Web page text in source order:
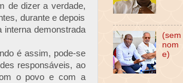
de dizer a verdade,
durante e depois
interna demonstrada
é assim, pode-se
responsáveis, ao
o povo e com a
(sem
nom
e)